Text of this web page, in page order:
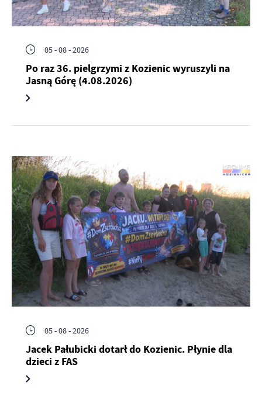
05 - 08 - 2026
Po raz 36. pielgrzymi z Kozienic wyruszyli na
Jasną Górę (4.08.2026)
05 - 08 - 2026
Jacek Pałubicki dotarł do Kozienic. Płynie dla
dzieci z FAS
treści w postaci wiadomości, ofert, komunikatów mediów
społecznościowych.